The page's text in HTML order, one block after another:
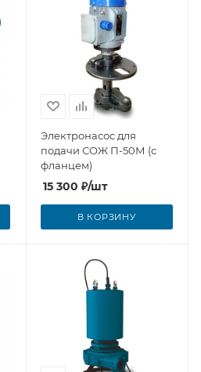
Электронасос для
подачи СОЖ П-50М (с
фланцем)
15 300 ₽/шт
В КОРЗИНУ